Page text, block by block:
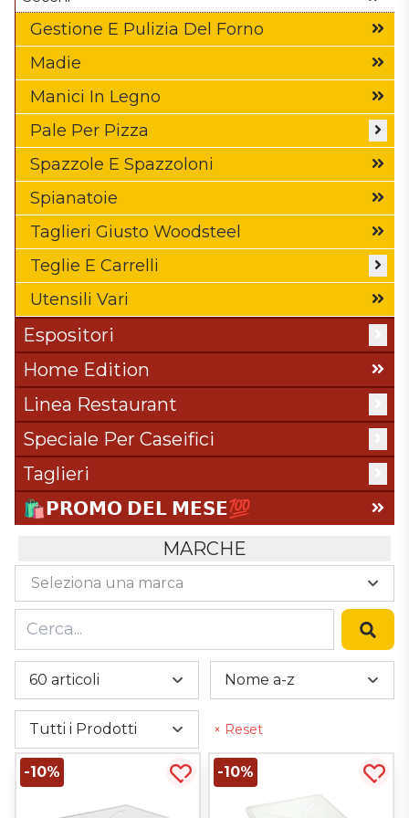
60 articoli Nome a-z
Tutti i Prodotti × Reset
-10%
Acquista più tardi
-10%
Teglie In Alluminio
Teglie In Lamiera Alluminata
Teglie Ondulate
Gestione E Pulizia Del Forno
Madie
Manici In Legno
Pale Per Pizza
Accessori Per Pale Pizza
Pale Alluminio E Acciaio
Pale Con Impugnatura
Pale Con Manico
Pale In Legno A Baionetta
Tavole Con Impugnatura
Tavole Senza Impugnatura
Spazzole E Spazzoloni
Spianatoie
Taglieri Giusto Woodsteel
Teglie E Carrelli
Carrelli
Teglie In Alluminio
Teglie In Lamiera Alluminata
Utensili Vari
Espositori
Cassette In Legno
Espositori In Legno Ad Incastro
Espositori In Vimini E Giunco
Home Edition
Linea Restaurant
Accessori Sala
Taglieri
Speciale Per Caseifici
Tavole Per La Stagionatura
Taglieri
Accessori Per Taglieri
Linea Professionale
Taglieri Con Impugnatura
Taglieri Senza Impugnatura
Taglieri Giusto Woodsteel
Taglieri Per Pinsa
Taglieri Con Impugnatura
🛍️​𝗣𝗥𝗢𝗠𝗢 𝗗𝗘𝗟 𝗠𝗘𝗦𝗘💯​
MARCHE
Seleziona una marca